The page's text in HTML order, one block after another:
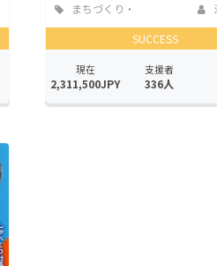
まちづくり・
地域活性化
SUCCESS
現在
2,311,500JPY
支援者
336人